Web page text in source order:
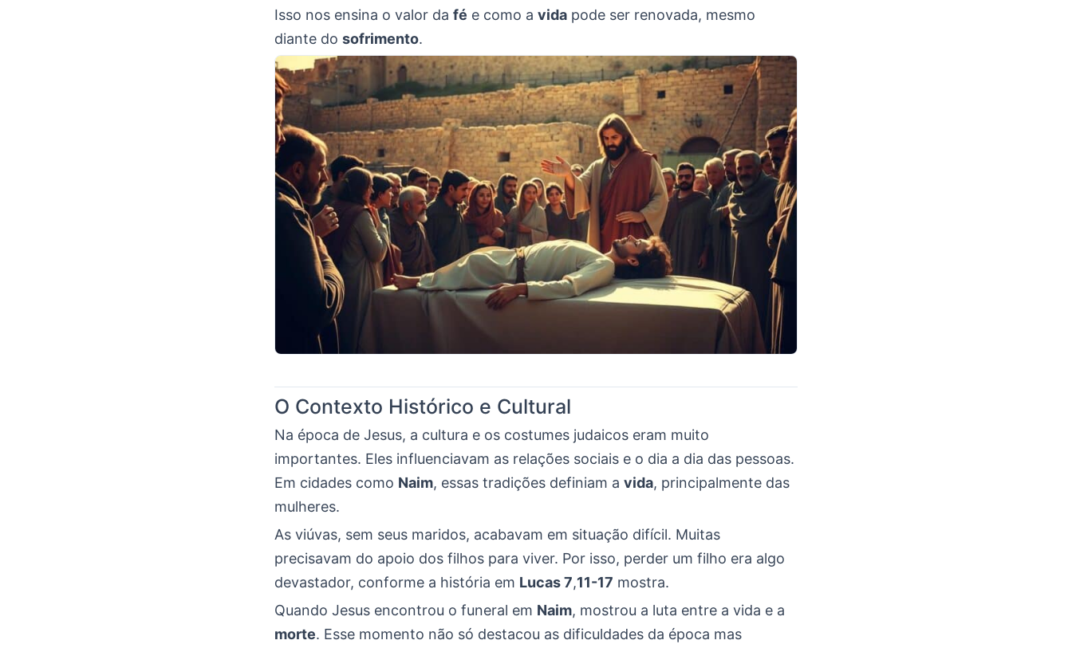
Isso nos ensina o valor da fé e como a vida pode ser renovada, mesmo
diante do sofrimento.
O Contexto Histórico e Cultural
Na época de Jesus, a cultura e os costumes judaicos eram muito
importantes. Eles influenciavam as relações sociais e o dia a dia das pessoas.
Em cidades como Naim, essas tradições definiam a vida, principalmente das
mulheres.
As viúvas, sem seus maridos, acabavam em situação difícil. Muitas
precisavam do apoio dos filhos para viver. Por isso, perder um filho era algo
devastador, conforme a história em Lucas 7,11-17 mostra.
Quando Jesus encontrou o funeral em Naim, mostrou a luta entre a vida e a
morte. Esse momento não só destacou as dificuldades da época mas